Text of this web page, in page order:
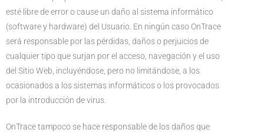
esté libre de error o cause un daño al sistema informático
(software y hardware) del Usuario. En ningún caso OnTrace
será responsable por las pérdidas, daños o perjuicios de
cualquier tipo que surjan por el acceso, navegación y el uso
del Sitio Web, incluyéndose, pero no limitándose, a los
ocasionados a los sistemas informáticos o los provocados
por la introducción de virus.
OnTrace tampoco se hace responsable de los daños que